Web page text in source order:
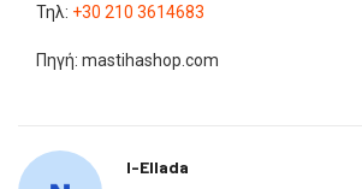
Τηλ: +30 210 3614683
Πηγή: mastihashop.com
I-Ellada